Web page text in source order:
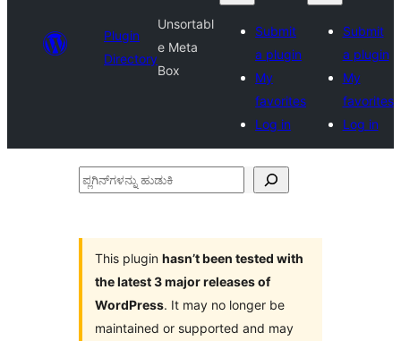
Plugin
Directory
Unsortabl
e Meta
Box
Submit
a plugin
My
favorites
Log in
Submit
a plugin
My
favorites
Log in
ಪ್ಲಗಿನ್‌ಗಳನ್ನು
This plugin hasn’t been tested with
the latest 3 major releases of
WordPress. It may no longer be
maintained or supported and may